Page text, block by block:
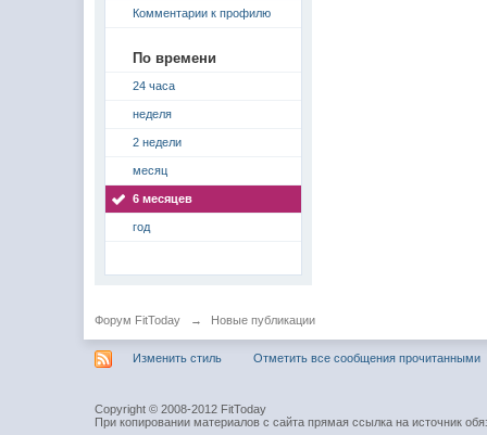
Комментарии к профилю
По времени
24 часа
неделя
2 недели
месяц
6 месяцев
год
Форум FitToday → Новые публикации
Изменить стиль Отметить все сообщения прочитанными
Copyright © 2008-2012 FitToday
При копировании материалов с сайта прямая ссылка на источник